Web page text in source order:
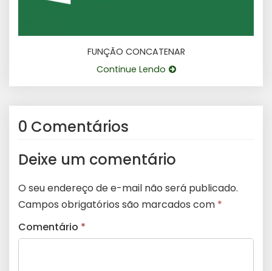
FUNÇÃO CONCATENAR
Continue Lendo
0 Comentários
Deixe um comentário
O seu endereço de e-mail não será publicado.
Campos obrigatórios são marcados com *
Comentário *